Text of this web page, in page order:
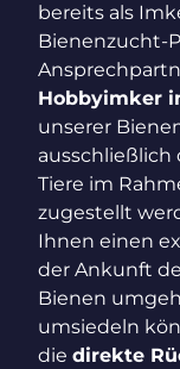
bereits als
Bienenzucht-
Hobbyimker
unserer
ausschließlich
Tiere im
zugestellt
Ihnen einen
der Ankunft
Bienen
umsiedeln
die direkte